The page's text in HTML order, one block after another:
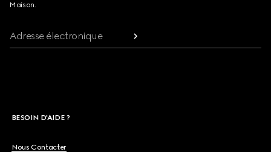
Maison.
Adresse électronique
BESOIN D'AIDE ?
Nous Contacter